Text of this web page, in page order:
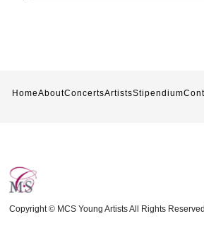
HomeAboutConcertsArtistsStipendium
Copyright © MCS Young Artists All Rights